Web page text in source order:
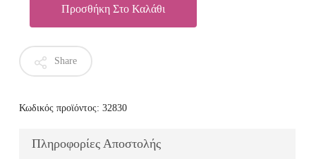
Προσθήκη Στο Καλάθι
Share
Κωδικός προϊόντος: 32830
Πληροφορίες Αποστολής